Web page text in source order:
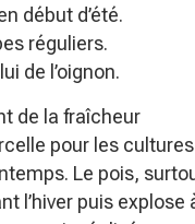
début d’été.
réguliers.
de l’oignon.
de la fraîcheur
pour les cultures
Le pois,
l’hiver puis explose